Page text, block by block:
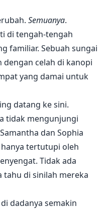
Semuanya.
di tengah-tengah
familiar. Sebuah sungai
dengan celah di kanopi
yang damai untuk
datang ke sini.
tidak mengunjungi
dan Sophia
tertutupi oleh
Tidak ada
di sinilah mereka
dadanya semakin